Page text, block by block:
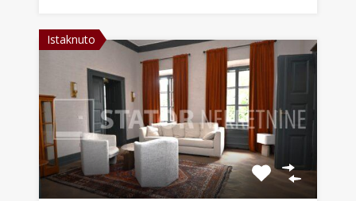
Istaknuto